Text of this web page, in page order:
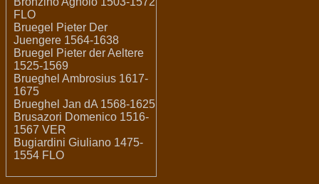
FLO
Bruegel Pieter Der
Juengere 1564-1638
Bruegel Pieter der Aeltere
1525-1569
Brueghel Ambrosius 1617-
1675
Brueghel Jan dA 1568-1625
Brusazori Domenico 1516-
1567 VER
Bugiardini Giuliano 1475-
1554 FLO